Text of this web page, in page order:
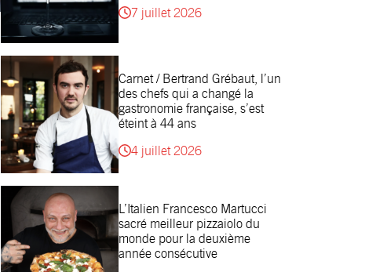
7 juillet 2026
Carnet / Bertrand Grébaut, l’un
des chefs qui a changé la
gastronomie française, s’est
éteint à 44 ans
4 juillet 2026
L’Italien Francesco Martucci
sacré meilleur pizzaiolo du
monde pour la deuxième
année consécutive